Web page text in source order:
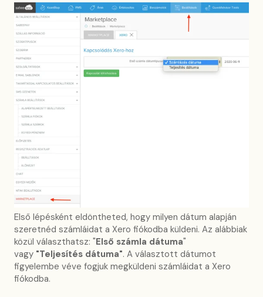
Első lépésként eldöntheted, hogy milyen dátum alapján
szeretnéd számláidat a Xero fiókodba küldeni. Az alábbiak
közül választhatsz: "Első számla dátuma"
vagy "Teljesítés dátuma". A választott dátumot
figyelembe véve fogjuk megküldeni számláidat a Xero
fiókodba.